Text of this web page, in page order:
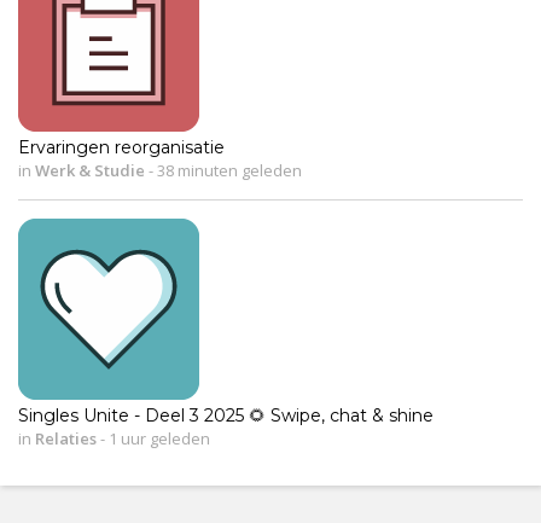
Ervaringen reorganisatie
in Werk & Studie -38 minuten geleden
Singles Unite - Deel 3 2025 🌻 Swipe, chat & shine
in Relaties- 1 uur geleden